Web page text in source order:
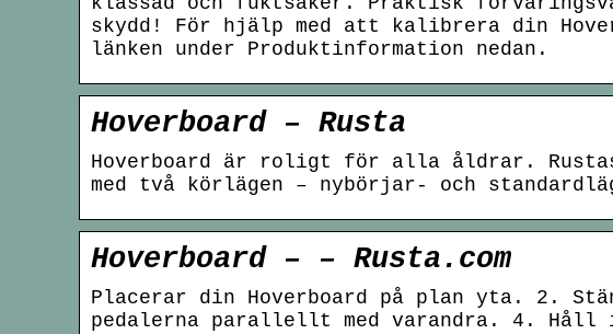
skydd! För hjälp med att kalibrera din
länken under Produktinformation nedan.
Hoverboard – Rusta
Hoverboard är roligt för alla åldrar.
med två körlägen – nybörjar- och
Hoverboard – – Rusta.com
Placerar din Hoverboard på plan yta. 2.
pedalerna parallellt med varandra. 4. Håll